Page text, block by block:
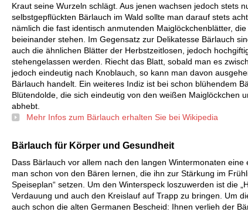
Kraut seine Wurzeln schlägt. Aus jenen wachsen jedoch stets
selbstgepflückten Bärlauch im Wald sollte man darauf stets
nämlich die fast identisch anmutenden Maiglöckchenblätter,
beieinander stehen. Im Gegensatz zur Delikatesse Bärlauch
auch die ähnlichen Blätter der Herbstzeitlosen, jedoch
stehengelassen werden. Riecht das Blatt, sobald man es
jedoch eindeutig nach Knoblauch, so kann man davon
Bärlauch handelt. Ein weiteres Indiz ist bei schon blühendem
Blütendolde, die sich eindeutig von den weißen Maiglöckchen
abhebt.
Mehr Infos zum Bärlauch erhalten Sie bei Wikipedia
Bärlauch für Körper und Gesundheit
Dass Bärlauch vor allem nach den langen Wintermonaten
man schon von den Bären lernen, die ihn zur Stärkung im
Speiseplan“ setzen. Um den Winterspeck loszuwerden ist die
Verdauung und auch den Kreislauf auf Trapp zu bringen. Um
auch schon die alten Germanen Bescheid: Ihnen verlieh der